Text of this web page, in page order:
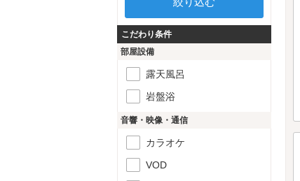
こだわり条件
部屋設備
露天風呂
岩盤浴
音響・映像・通信
カラオケ
VOD